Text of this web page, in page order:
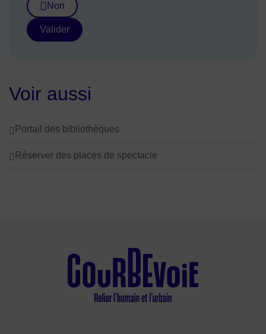
Non
Valider
Voir aussi
Portail des bibliothèques
Réserver des places de spectacle